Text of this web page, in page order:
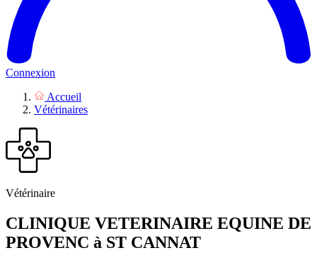
Connexion
Accueil
Vétérinaires
Vétérinaire
CLINIQUE VETERINAIRE EQUINE DE
PROVENC à ST CANNAT